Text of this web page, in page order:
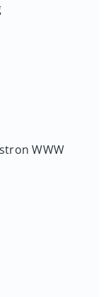
WWW